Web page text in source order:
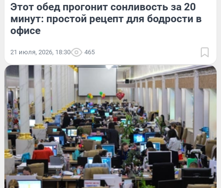
Этот обед прогонит сонливость за 20
минут: простой рецепт для бодрости в
офисе
21 июля, 2026, 18:30 465